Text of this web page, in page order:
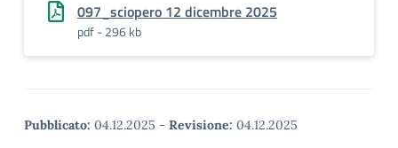
097_sciopero 12 dicembre 2025
pdf - 296 kb
Pubblicato: 04.12.2025 - Revisione: 04.12.2025